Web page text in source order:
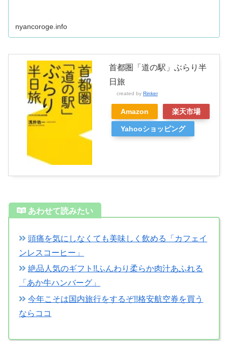
nyancoroge.info
首都圏「道の駅」ぶらり半
日旅
created by Rinker
Amazon 楽天市場
Yahooショッピング
あわせて読みたい
頭痛を気にしなくても美味しく飲める「カフェイ
ンレスコーヒー」
絶品人気のギフト!!ふんわり柔らか肉汁あふれる
「あか牛ハンバーグ」
今年こそは国内旅行をするぞ!!格安航空券を買う
ならココ